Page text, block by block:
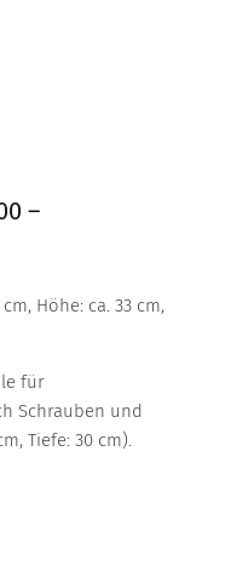
–
Höhe: ca. 33 cm,
für
Schrauben und
Tiefe: 30 cm).